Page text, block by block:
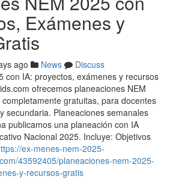
Exámenes y
ago News
Discuss
con IA: proyectos, exámenes y recursos
ofrecemos planeaciones NEM
gratuitas, para docentes
secundaria. Planeaciones semanales
publicamos una planeación con IA
Nacional 2025. Incluye: Objetivos
ex-menes-nem-2025-
43592405/planeaciones-nem-2025-
y-recursos-gratis